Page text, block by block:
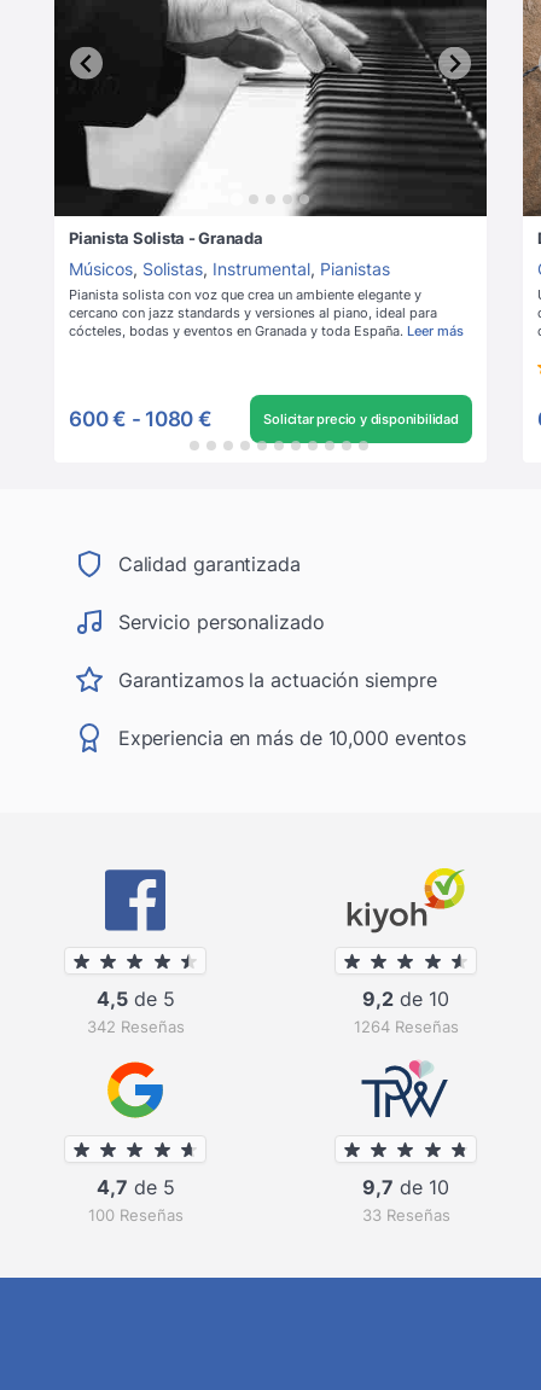
Pianista Solista - Granada
Músicos, Solistas, Instrumental, Pianistas
Pianista solista con voz que crea un ambiente elegante y
cercano con jazz standards y versiones al piano, ideal para
cócteles, bodas y eventos en Granada y toda España. Leer más
600 € - 1080 € Solicitar precio y disponibilidad
Calidad garantizada
Servicio personalizado
Garantizamos la actuación siempre
Experiencia en más de 10,000 eventos
4,5de 5
342 Reseñas
9,2 de 10
1264 Reseñas
4,7 de 5
100 Reseñas
9,7 de 10
33 Reseñas